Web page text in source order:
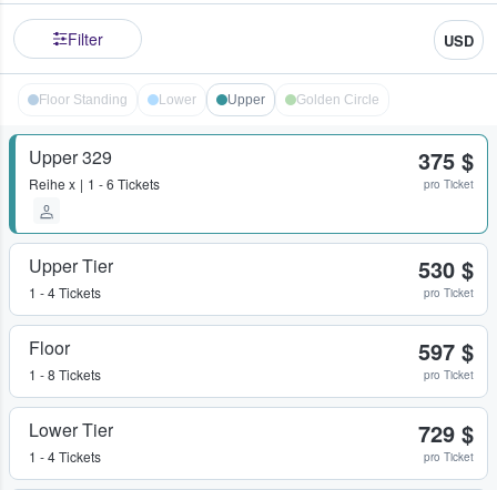
Filter USD
Floor Standing Lower Upper Golden Circle
Upper 329
Reihe x 1 - 6 Tickets
375 $
pro Ticket
Upper Tier
1 - 4 Tickets
530 $
pro Ticket
Floor
1 - 8 Tickets
597 $
pro Ticket
Lower Tier
1 - 4 Tickets
729 $
pro Ticket